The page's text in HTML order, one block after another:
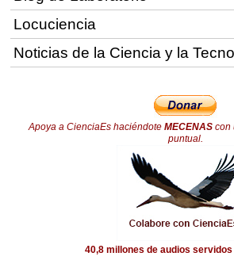
Locuciencia
Noticias de la Ciencia y la
Apoya a CienciaEs haciéndote MECENAScon
puntual.
40,8 millones de audios servidos